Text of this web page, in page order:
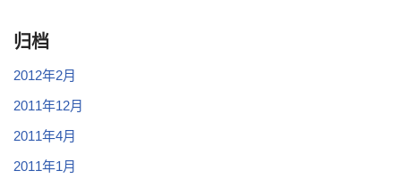
归档
2012年2月
2011年12月
2011年4月
2011年1月